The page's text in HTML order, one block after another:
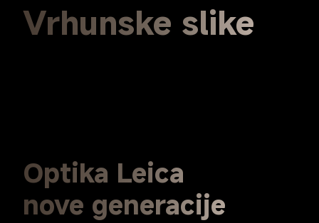
Vrhunske slike
Optika Leica
nove generacije